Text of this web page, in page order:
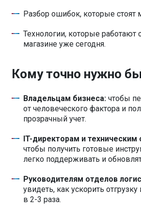
Разбор ошибок, которые стоят
Технологии, которые работают
магазине уже сегодня.
Кому точно нужно
Владельцам бизнеса: чтобы
от человеческого фактора и
прозрачный учет.
IT-директорам и техническим
чтобы получить готовые
легко поддерживать и
Руководителям отделов
увидеть, как ускорить
в 2-3 раза.